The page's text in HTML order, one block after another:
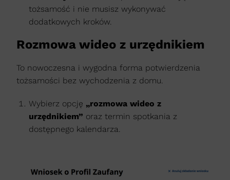
tożsamość i nie musisz wykonywać
dodatkowych kroków.
Rozmowa wideo z urzędnikiem
To nowoczesna i wygodna forma potwierdzenia
tożsamości bez wychodzenia z domu.
Wybierz opcję „rozmowa wideo z
urzędnikiem” oraz termin spotkania z
dostępnego kalendarza.